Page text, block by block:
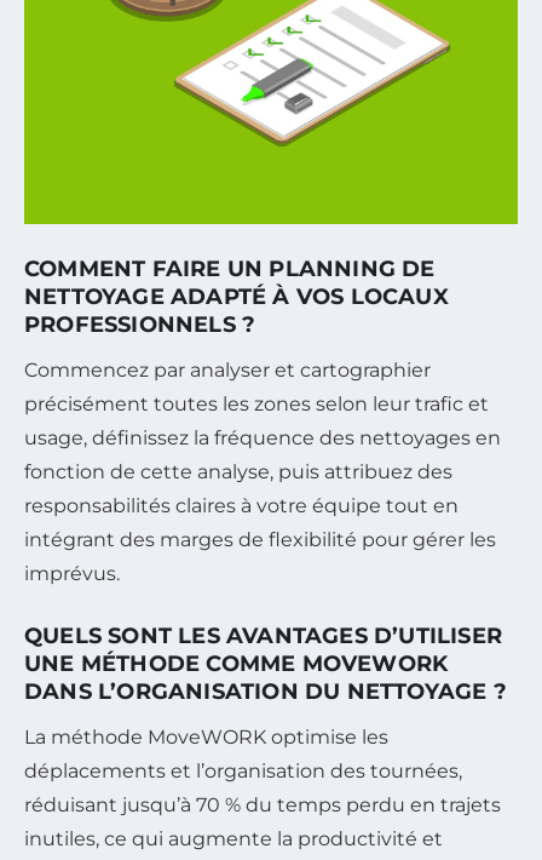
COMMENT FAIRE UN PLANNING DE
NETTOYAGE ADAPTÉ À VOS LOCAUX
PROFESSIONNELS ?
Commencez par analyser et cartographier
précisément toutes les zones selon leur trafic et
usage, définissez la fréquence des nettoyages en
fonction de cette analyse, puis attribuez des
responsabilités claires à votre équipe tout en
intégrant des marges de flexibilité pour gérer les
imprévus.
QUELS SONT LES AVANTAGES D’UTILISER
UNE MÉTHODE COMME MOVEWORK
DANS L’ORGANISATION DU NETTOYAGE ?
La méthode MoveWORK optimise les
déplacements et l’organisation des tournées,
réduisant jusqu’à 70 % du temps perdu en trajets
inutiles, ce qui augmente la productivité et